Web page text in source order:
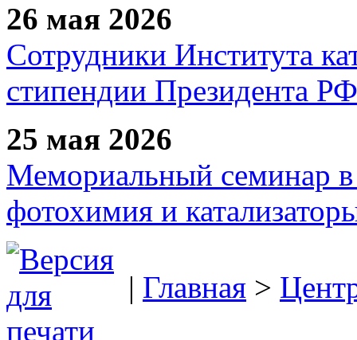
26 мая 2026
Сотрудники Института
стипендии Президента РФ
25 мая 2026
Мемориальный семинар в
фотохимия и
| Главная >